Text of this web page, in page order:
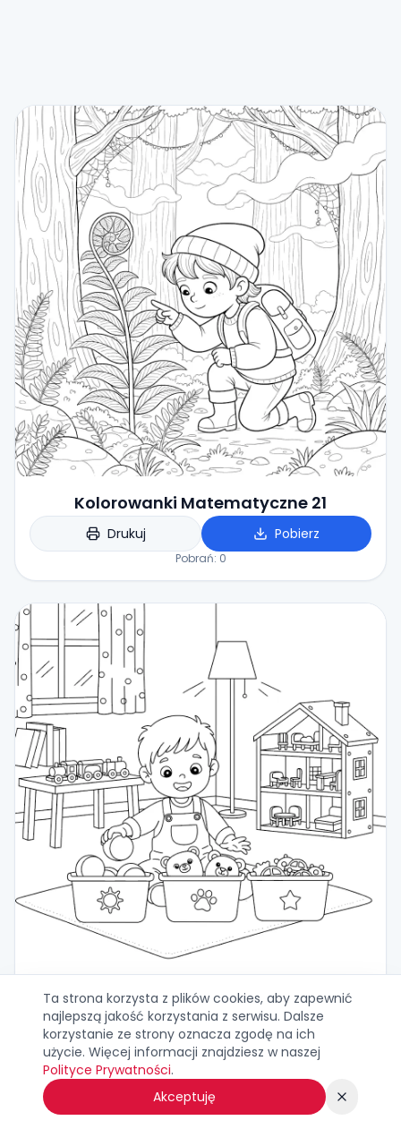
Kolorowanki Matematyczne 21
Drukuj Pobierz
Pobrań: 0
Kolorowanki Matematyczne 20
Drukuj Pobierz
Pobrań:0
Ta strona korzysta z plików cookies, aby zapewnić
najlepszą jakość korzystania z serwisu. Dalsze
korzystanie ze strony oznacza zgodę na ich
użycie. Więcej informacji znajdziesz w naszej
Polityce Prywatności.
Akceptuję